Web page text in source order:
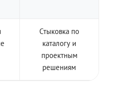
Стыковка по
каталогу и
проектным
решениям